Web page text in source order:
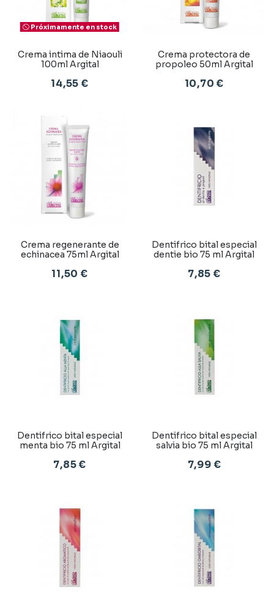
Próximamente en stock
Crema intima de Niaouli
100ml Argital
14,55 €
Crema protectora de
propoleo 50ml Argital
10,70 €
Crema regenerante de
echinacea 75ml Argital
11,50 €
Dentifrico bital especial
dentie bio 75 ml Argital
7,85 €
Dentifrico bital especial
menta bio 75 ml Argital
7,85 €
Dentifrico bital especial
salvia bio 75 ml Argital
7,99 €